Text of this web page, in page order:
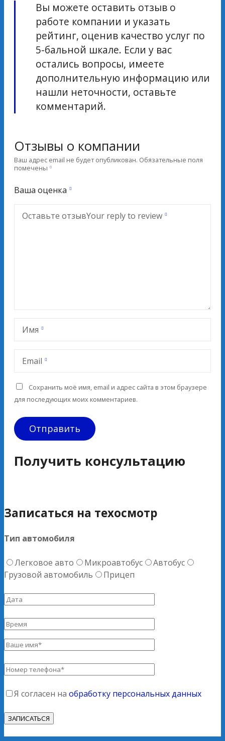
Вы можете оставить отзыв о
работе компании и указать
рейтинг, оценив качество услуг по
5-бальной шкале. Если у вас
остались вопросы, имеете
дополнительную информацию или
нашли неточности, оставьте
комментарий.
Отзывы о компании
Ваш адрес email не будет опубликован. Обязательные поля
помечены
Ваша оценка
Оставьте отзывYour reply to review
Имя
Email
Сохранить моё имя, email и адрес сайта в этом браузере
для последующих моих комментариев.
Получить консультацию
Записаться на техосмотр
Тип автомобиля
Легковое авто Микроавтобус
Автобус
Грузовой автомобиль
Прицеп
Я согласен на обработку персональных данных